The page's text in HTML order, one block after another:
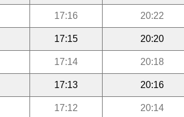
17:16 20:22
17:15 20:20
17:14 20:18
17:13 20:16
17:12 20:14